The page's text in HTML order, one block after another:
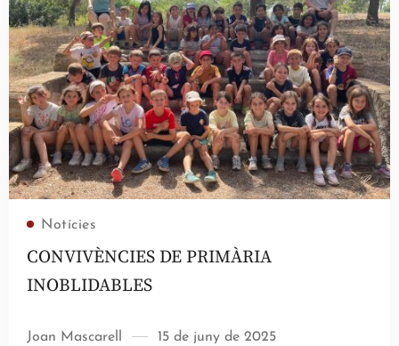
Notícies
CONVIVÈNCIES DE PRIMÀRIA
INOBLIDABLES
Joan Mascarell 15 de juny de 2025